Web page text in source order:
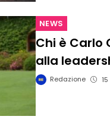
NEWS
Chi è Carlo
alla
Redazione